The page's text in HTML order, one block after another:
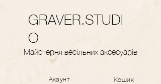
GRAVER.STUDI
O
Майстерня весільних аксесуарів
Акаунт Кошик